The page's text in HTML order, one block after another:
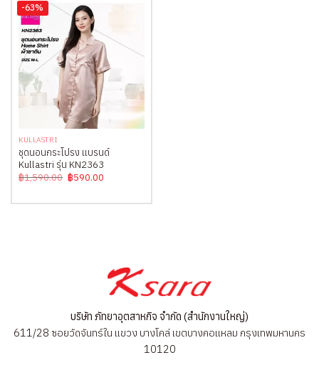
-63%
KULLASTRI
ชุดนอนกระโปรง แบรนด์
Kullastri รุ่น KN2363
฿1,590.00 Original
price
฿1,590.00.
฿590.00
฿590.00.
บริษัท ภัทยาอุตสาหกิจ จำกัด (สำนักงานใหญ่)
611/28 ซอยวัดจันทร์ใน แขวง บางโคล่ เขตบางคอแหลม กรุงเทพมหานคร
10120